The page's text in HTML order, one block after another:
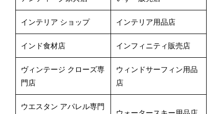
インテリア ショップ インテリア用品店
インド食材店 インフィニティ販売店
ヴィンテージ クローズ専
門店
ウィンドサーフィン用品
店
ウエスタン アパレル専門